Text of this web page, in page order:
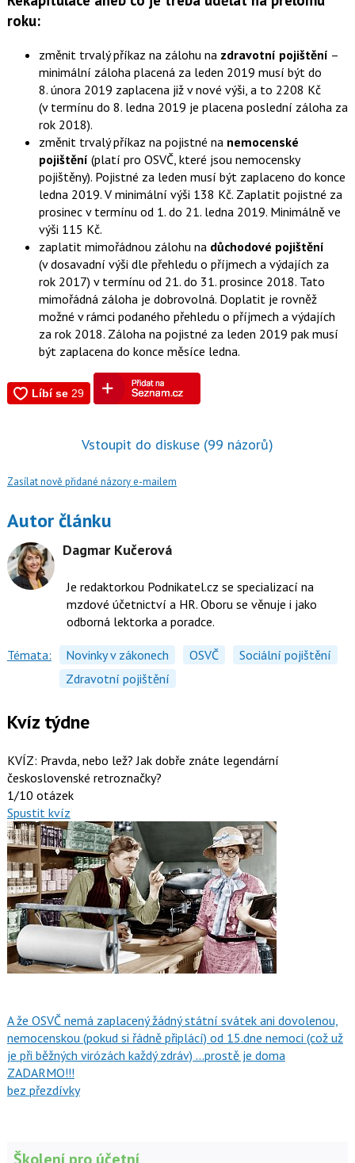
roku:
změnit trvalý příkaz na zálohu na zdravotní pojištění –
minimální záloha placená za leden 2019 musí být do
8. února 2019 zaplacena již v nové výši, a to 2208 Kč
(v termínu do 8. ledna 2019 je placena poslední záloha za
rok 2018).
změnit trvalý příkaz na pojistné na nemocenské
pojištění (platí pro OSVČ, které jsou nemocensky
pojištěny). Pojistné za leden musí být zaplaceno do konce
ledna 2019. V minimální výši 138 Kč. Zaplatit pojistné za
prosinec v termínu od 1. do 21. ledna 2019. Minimálně ve
výši 115 Kč.
zaplatit mimořádnou zálohu na důchodové pojištění
(v dosavadní výši dle přehledu o příjmech a výdajích za
rok 2017) v termínu od 21. do 31. prosince 2018. Tato
mimořádná záloha je dobrovolná. Doplatit je rovněž
možné v rámci podaného přehledu o příjmech a výdajích
za rok 2018. Záloha na pojistné za leden 2019 pak musí
být zaplacena do konce měsíce ledna.
Vstoupit do diskuse (99 názorů)
Zasílat nově přidané názory e-mailem
Autor článku
Dagmar Kučerová
Je redaktorkou Podnikatel.cz se specializací na
mzdové účetnictví a HR. Oboru se věnuje i jako
odborná lektorka a poradce.
Témata: Novinky v zákonech OSVČ
Sociální pojištění
Zdravotní pojištění
Kvíz týdne
KVÍZ: Pravda, nebo lež? Jak dobře znáte legendární
československé retroznačky?
1/10 otázek
Spustit kvíz
A že OSVČ nemá zaplacený žádný státní svátek ani dovolenou,
nemocenskou (pokud si řádně připlácí) od 15.dne nemoci (což už
je při běžných virózách každý zdráv) ...prostě je doma
ZADARMO!!!
bez přezdívky